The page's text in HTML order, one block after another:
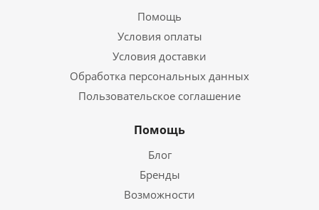
Помощь
Условия оплаты
Условия доставки
Обработка персональных данных
Пользовательское соглашение
Помощь
Блог
Бренды
Возможности